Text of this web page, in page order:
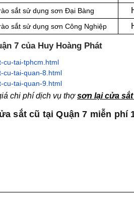
sắt sử dụng sơn Đại Bàng
sắt sử dụng sơn Công Nghiệp
7 của Huy Hoàng Phát
cu-tai-tphcm.html
cu-tai-quan-8.html
cu-tai-quan-9.html
chi phí dịch vụ thợsơn lại cửa
sắt cũ tại Quận 7 miễn phí